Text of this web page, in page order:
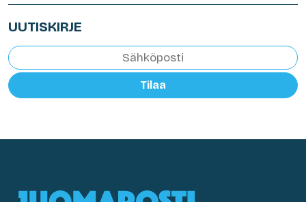
UUTISKIRJE
Tilaa